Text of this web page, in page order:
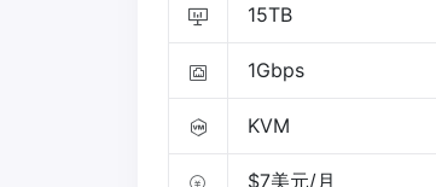
15TB
1Gbps
KVM
$7美元/月